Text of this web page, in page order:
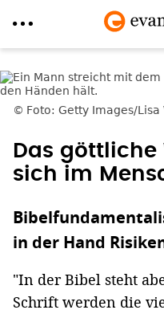
zum
InhaltFoto: Getty Images/Lisa
Das
sich im
in der Hand
"In der Bibel steht
Schrift werden die